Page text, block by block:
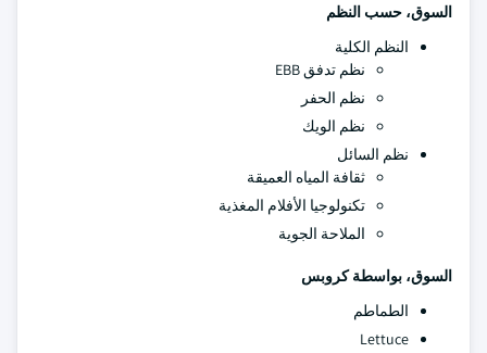
السوق، حسب النظم
النظم الكلية
نظم تدفق EBB
نظم الحفر
نظم الويك
نظم السائل
ثقافة المياه العميقة
تكنولوجيا الأفلام المغذية
الملاحة الجوية
السوق، بواسطة كروبس
الطماطم
Lettuce